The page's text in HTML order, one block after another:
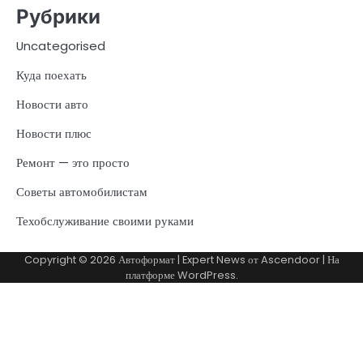
Рубрики
Uncategorised
Куда поехать
Новости авто
Новости плюс
Ремонт — это просто
Советы автомобилистам
Техобслуживание своими руками
Copyright © 2026 Автоформат| Expert News отAscendoor| На
платформеWordPress.